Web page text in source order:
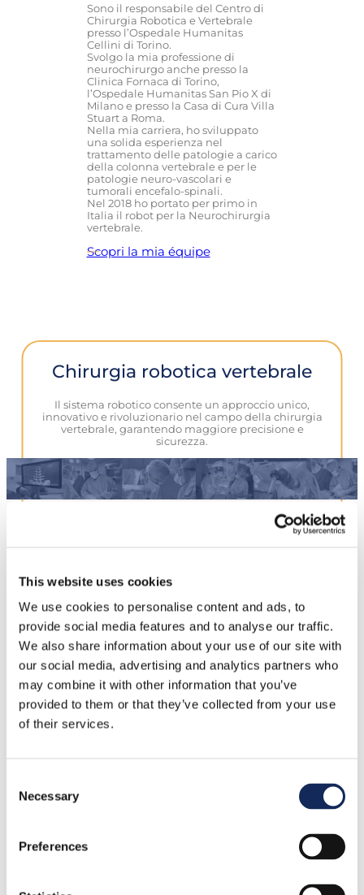
This website uses cookies
We use cookies to personalise content and ads, to
provide social media features and to analyse our traffic.
We also share information about your use of our site with
our social media, advertising and analytics partners who
may combine it with other information that you’ve
provided to them or that they’ve collected from your use
of their services.
Selection
Necessary
Preferences
Sono il responsabile del Centro di
Chirurgia Robotica e Vertebrale
presso l’Ospedale Humanitas
Cellini di Torino.
Svolgo la mia professione di
neurochirurgo anche presso la
Clinica Fornaca di Torino,
l’Ospedale Humanitas San Pio X di
Milano e presso la Casa di Cura Villa
Stuart a Roma.
Nella mia carriera, ho sviluppato
una solida esperienza nel
trattamento delle patologie a carico
della colonna vertebrale e per le
patologie neuro-vascolari e
tumorali encefalo-spinali.
Nel 2018 ho portato per primo in
Italia il robot per la Neurochirurgia
vertebrale.
Scopri la mia équipe
Chirurgia robotica vertebrale
Il sistema robotico consente un approccio unico,
innovativo e rivoluzionario nel campo della chirurgia
vertebrale, garantendo maggiore precisione e
sicurezza.